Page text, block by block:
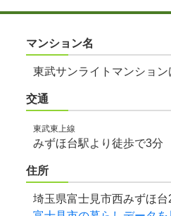
マンション名
東武サンライトマンショ
交通
東武東上線
みずほ台駅より徒歩で3分
住所
埼玉県富士見市西みずほ